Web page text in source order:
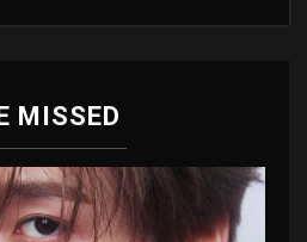
MISSED